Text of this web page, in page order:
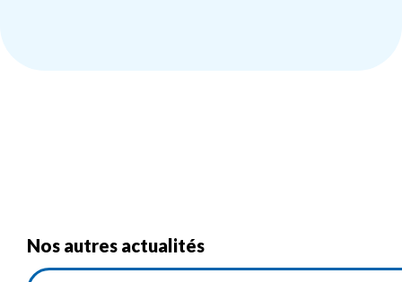
Nos autres actualités